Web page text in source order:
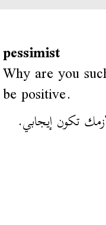
pessimist
Why are you
be positive.
تكون إيجابي.